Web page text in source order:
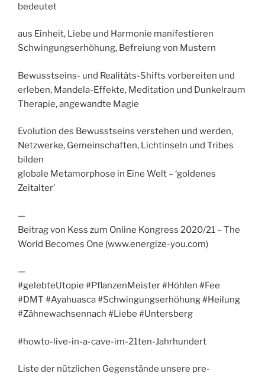
bedeutet
aus Einheit, Liebe und Harmonie manifestieren
Schwingungserhöhung, Befreiung von Mustern
Bewusstseins- und Realitäts-Shifts vorbereiten und
erleben, Mandela-Effekte, Meditation und Dunkelraum
Therapie, angewandte Magie
Evolution des Bewusstseins verstehen und werden,
Netzwerke, Gemeinschaften, Lichtinseln und Tribes
bilden
globale Metamorphose in Eine Welt – ‘goldenes
Zeitalter’
—
Beitrag von Kess zum Online Kongress 2020/21 – The
World Becomes One (www.energize-you.com)
—
#gelebteUtopie #PflanzenMeister #Höhlen #Fee
#DMT #Ayahuasca #Schwingungserhöhung #Heilung
#Zähnewachsennach #Liebe #Untersberg
#howto-live-in-a-cave-im-21ten-Jahrhundert
Liste der nützlichen Gegenstände unsere pre-